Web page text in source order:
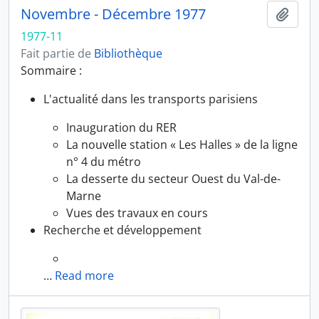
Novembre - Décembre 1977
1977-11
Fait partie de Bibliothèque
Sommaire :
L'actualité dans les transports parisiens
Inauguration du RER
La nouvelle station « Les Halles » de la ligne
n° 4 du métro
La desserte du secteur Ouest du Val-de-
Marne
Vues des travaux en cours
Recherche et développement
… Read more